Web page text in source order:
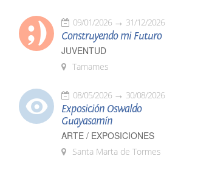
09/01/2026 31/12/2026
Construyendo mi Futuro
JUVENTUD
Tamames
08/05/2026 30/08/2026
Exposición Oswaldo
Guayasamín
ARTE / EXPOSICIONES
Santa Marta de Tormes